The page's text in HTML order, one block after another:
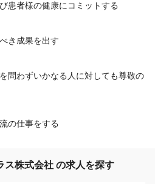
患者様の健康にコミットする
き成果を出す
問わずいかなる人に対しても尊敬の
の仕事をする
ス株式会社 の求人を探す